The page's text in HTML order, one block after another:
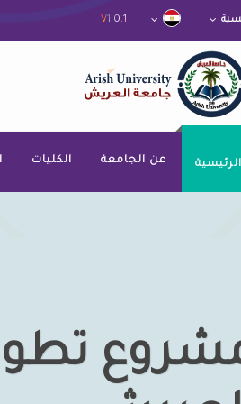
V1.0.1
الرئيسية عن الجامعة الكليات